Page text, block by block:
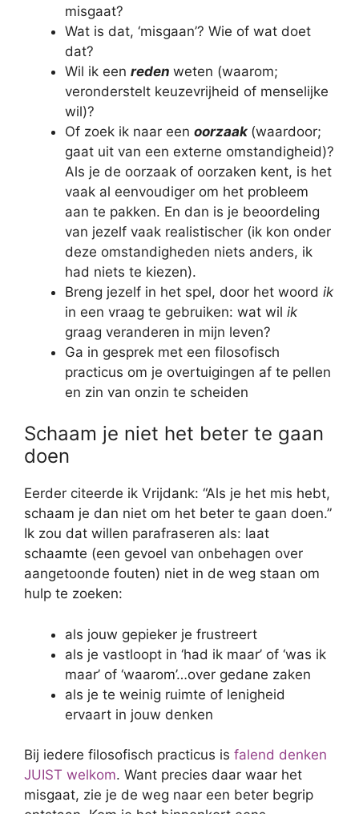
misgaat?
Wat is dat, ‘misgaan’? Wie of wat doet
dat?
Wil ik een reden weten (waarom;
veronderstelt keuzevrijheid of menselijke
wil)?
Of zoek ik naar een oorzaak (waardoor;
gaat uit van een externe omstandigheid)?
Als je de oorzaak of oorzaken kent, is het
vaak al eenvoudiger om het probleem
aan te pakken. En dan is je beoordeling
van jezelf vaak realistischer (ik kon onder
deze omstandigheden niets anders, ik
had niets te kiezen).
Breng jezelf in het spel, door het woord ik
in een vraag te gebruiken: wat wil ik
graag veranderen in mijn leven?
Ga in gesprek met een filosofisch
practicus om je overtuigingen af te pellen
en zin van onzin te scheiden
Schaam je niet het beter te gaan
doen
Eerder citeerde ik Vrijdank: “Als je het mis hebt,
schaam je dan niet om het beter te gaan doen.”
Ik zou dat willen parafraseren als: laat
schaamte (een gevoel van onbehagen over
aangetoonde fouten) niet in de weg staan om
hulp te zoeken:
als jouw gepieker je frustreert
als je vastloopt in ‘had ik maar’ of ‘was ik
maar’ of ‘waarom’…over gedane zaken
als je te weinig ruimte of lenigheid
ervaart in jouw denken
Bij iedere filosofisch practicus is falend denken
JUIST welkom. Want precies daar waar het
misgaat, zie je de weg naar een beter begrip